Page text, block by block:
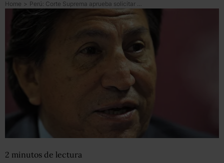
Home > Perú: Corte Suprema aprueba solicitar a Estados Unidos la extradición del expresidente Alejandro Toledo
2 minutos de lectura